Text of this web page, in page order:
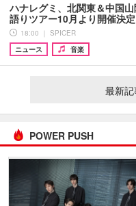
ハナレグミ、北関東＆中国
語りツアー10月より開催決定
18:00 ｜ SPICER
ニュース
音楽
最新
POWER PUSH